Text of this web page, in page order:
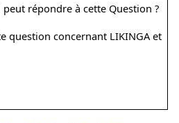
répondre à cette Question ?
question concernant LIKINGA et